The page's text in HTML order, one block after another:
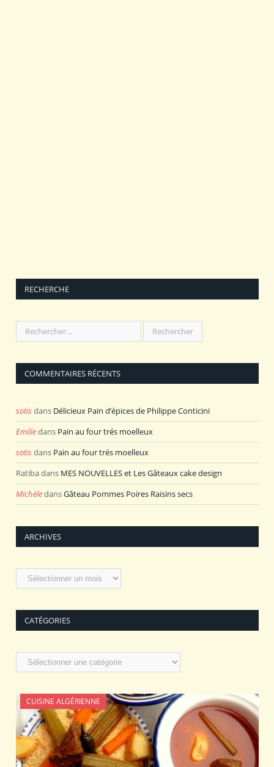
RECHERCHE
COMMENTAIRES RÉCENTS
sotis dans Délicieux Pain d’épices de Philippe Conticini
Emiliedans Pain au four trés moelleux
sotis dans Pain au four trés moelleux
Ratibadans MES NOUVELLES et Les Gâteaux cake design
MichèledansGâteau Pommes Poires Raisins secs
ARCHIVES
Archives
CATÉGORIES
Catégories
CUISINE ALGÉRIENNE